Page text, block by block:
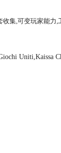
和功能（奖励
集,可变玩家能力,
Uniti,Kaissa